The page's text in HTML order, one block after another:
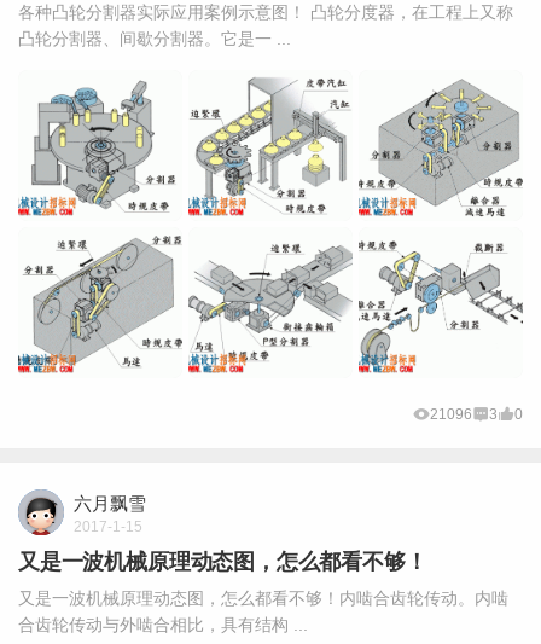
各种凸轮分割器实际应用案例示意图！ 凸轮分度器，在工程上又称
凸轮分割器、间歇分割器。它是一 ...
21096 3 0
六月飘雪
2017-1-15
又是一波机械原理动态图，怎么都看不够！
又是一波机械原理动态图，怎么都看不够！内啮合齿轮传动。内啮
合齿轮传动与外啮合相比，具有结构 ...